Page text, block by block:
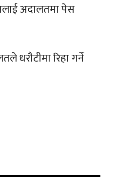
अदालतमा पेस
रिहा गर्ने